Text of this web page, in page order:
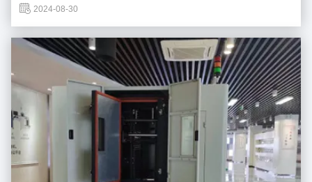
usam combustível convencional e adotam novos dispositivos de
potência do veículo).Integra a ...
2024-08-30